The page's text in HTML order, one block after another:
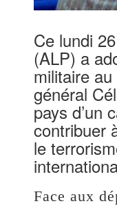
Ce lundi
(ALP) a
militaire
général
pays d’un
contribuer
le
Face aux